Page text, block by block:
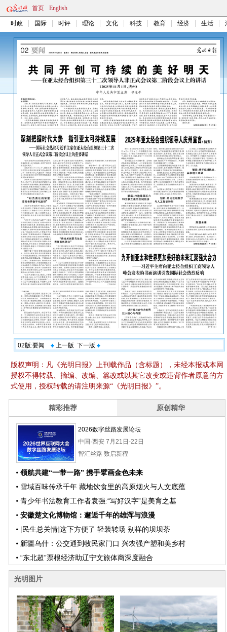
首页 English
时政 国际 时评 理论 文化 科技 教育 经济 生活
02版:要闻 上一版 下一版
版权声明：凡《光明日报》上刊载作品（含标题），未经本报或本网
授权不得转载、摘编、改编、篡改或以其它改变或违背作者原意的方
式使用，授权转载的请注明来源“《光明日报》”。